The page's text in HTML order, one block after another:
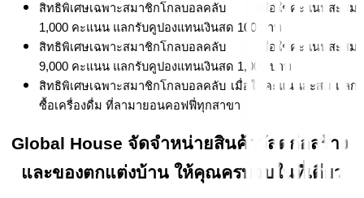
สิทธิพิเศษเฉพาะสมาชิกโกลบอลคลับ เมื่อใช้คะแนนสะสม
1,000 คะแนน แลกรับคูปองแทนเงินสด 100 บาท
สิทธิพิเศษเฉพาะสมาชิกโกลบอลคลับ เมื่อใช้คะแนนสะสม
9,000 คะแนน แลกรับคูปองแทนเงินสด 1,000 บาท
สิทธิพิเศษเฉพาะสมาชิกโกลบอลคลับ เมื่อใช้คะแนนสะสม แลก
ซื้อเครื่องดื่ม ที่ลามายอนคอฟฟี่ทุกสาขา
Global House จัดจำหน่ายสินค้าวัสดุก่อสร้าง
และของตกแต่งบ้าน ให้คุณครบจบในที่เดียว